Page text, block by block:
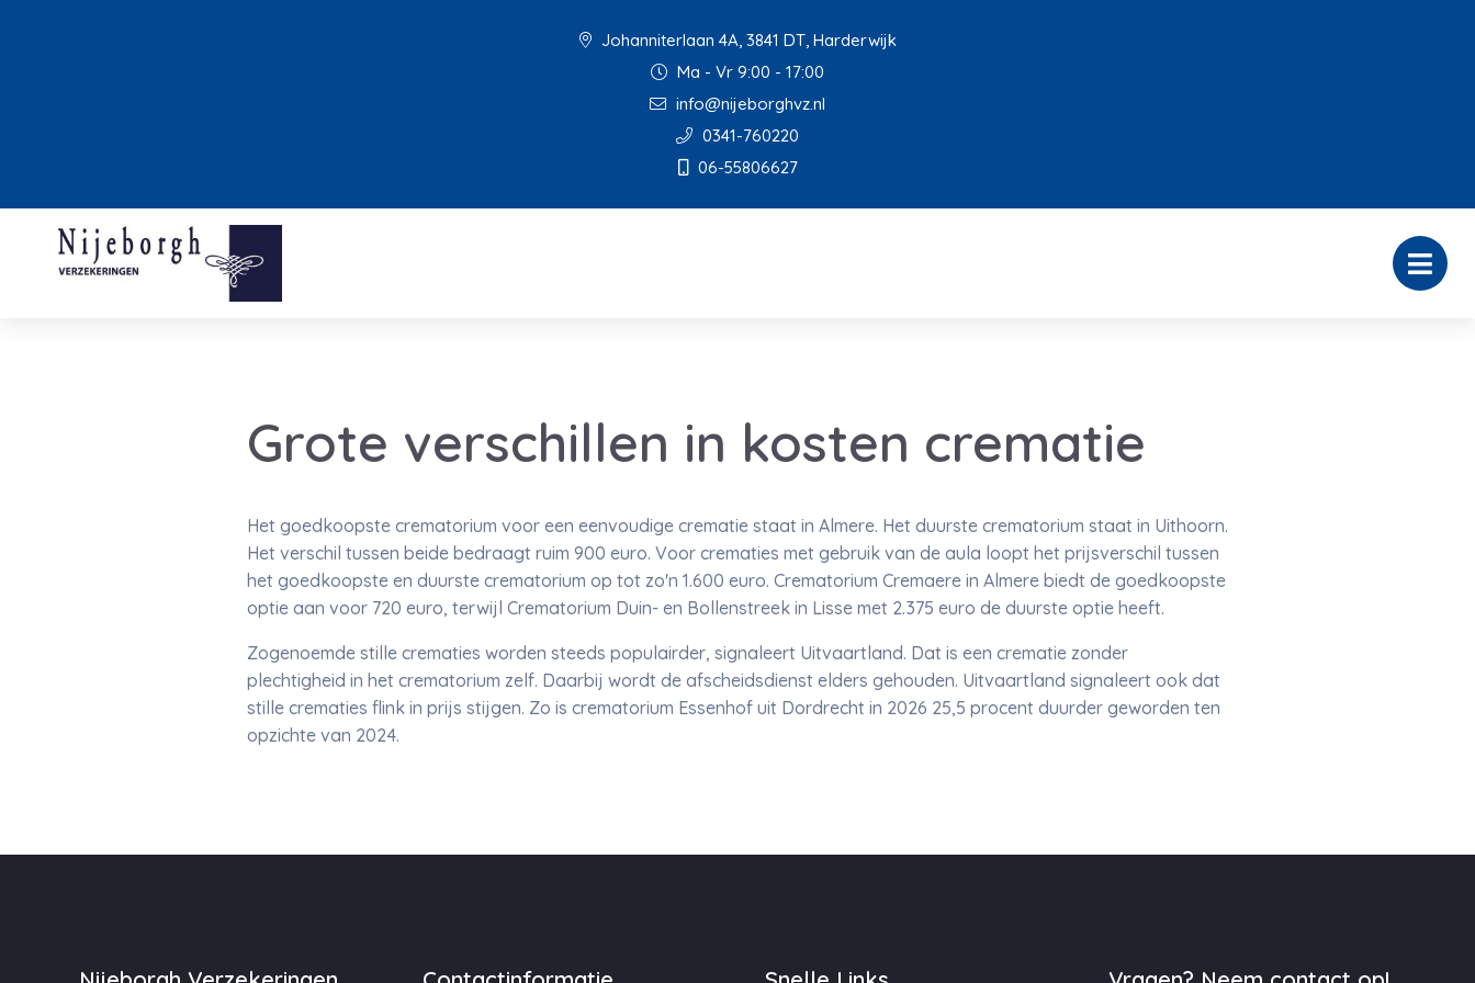
Johanniterlaan 4A, 3841 DT, Harderwijk
Ma - Vr 9:00 - 17:00
info@nijeborghvz.nl
0341-760220
06-55806627
Grote verschillen in kosten crematie
Het goedkoopste crematorium voor een eenvoudige crematie staat in Almere. Het duurste crematorium staat in Uithoorn.
Het verschil tussen beide bedraagt ruim 900 euro. Voor crematies met gebruik van de aula loopt het prijsverschil tussen
het goedkoopste en duurste crematorium op tot zo'n 1.600 euro. Crematorium Cremaere in Almere biedt de goedkoopste
optie aan voor 720 euro, terwijl Crematorium Duin- en Bollenstreek in Lisse met 2.375 euro de duurste optie heeft.
Zogenoemde stille crematies worden steeds populairder, signaleert Uitvaartland. Dat is een crematie zonder
plechtigheid in het crematorium zelf. Daarbij wordt de afscheidsdienst elders gehouden. Uitvaartland signaleert ook dat
stille crematies flink in prijs stijgen. Zo is crematorium Essenhof uit Dordrecht in 2026 25,5 procent duurder geworden ten
opzichte van 2024.